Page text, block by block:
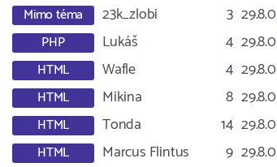
Mimo téma 23k_zlobi 3
PHP Lukáš 4
HTML Wafle 4
HTML Mikina 8
HTML Tonda 14
HTML Marcus Flintus 9